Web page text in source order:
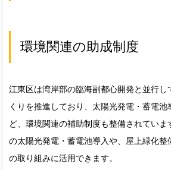
環境関連の助成制度
江東区は湾岸部の臨海副都心開発と並行し
くりを推進しており、太陽光発電・蓄電
ど、環境関連の補助制度も整備されてい
の太陽光発電・蓄電池導入や、屋上緑化整
の取り組みに活用できます。